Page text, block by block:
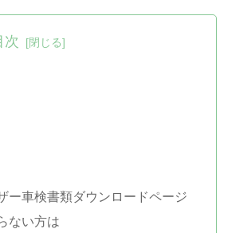
次
ー車検書類ダウンロードページ
ない方は